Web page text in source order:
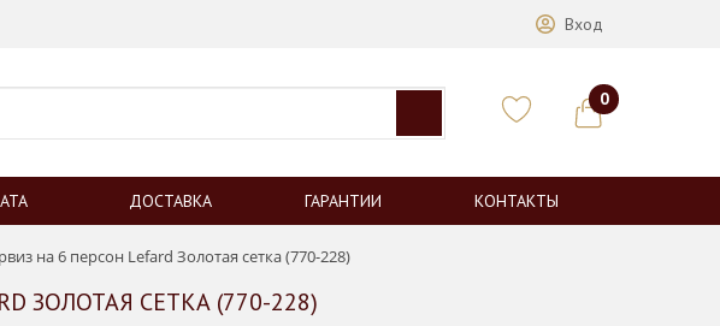
Вход
0
ДОСТАВКА ГАРАНТИИ КОНТАКТЫ
на 6 персон Lefard Золотая сетка (770-228)
ЗОЛОТАЯ СЕТКА (770-228)